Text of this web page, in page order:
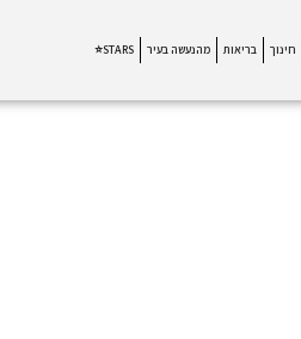
חינוך בריאות מהנעשה בעיר STARS⭐